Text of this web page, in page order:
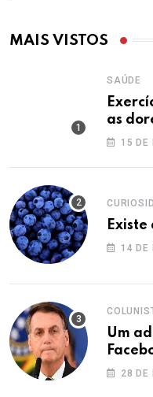
MAIS VISTOS
SAÚDE
as
15 DE
14 DE
Um
28 DE